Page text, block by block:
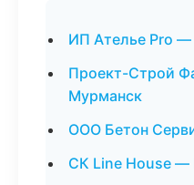
ИП Ателье Pro
Проект-Строй
Мурманск
ООО Бетон
СК Line House —